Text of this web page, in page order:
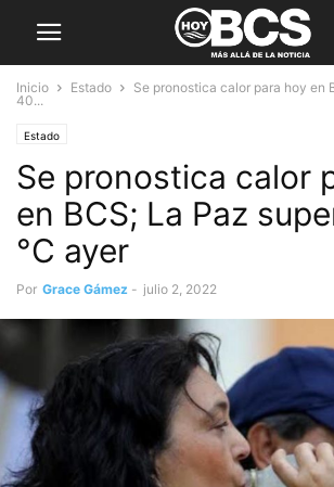
Inicio Estado
Se pronostica calor para hoy en
40...
Estado
Se pronostica calor
en BCS; La Paz
°C ayer
Por Grace Gámez - julio 2, 2022